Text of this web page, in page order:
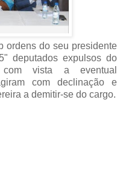
ordens do seu presidente
deputados expulsos do
vista a eventual
com declinação e
a demitir-se do cargo.